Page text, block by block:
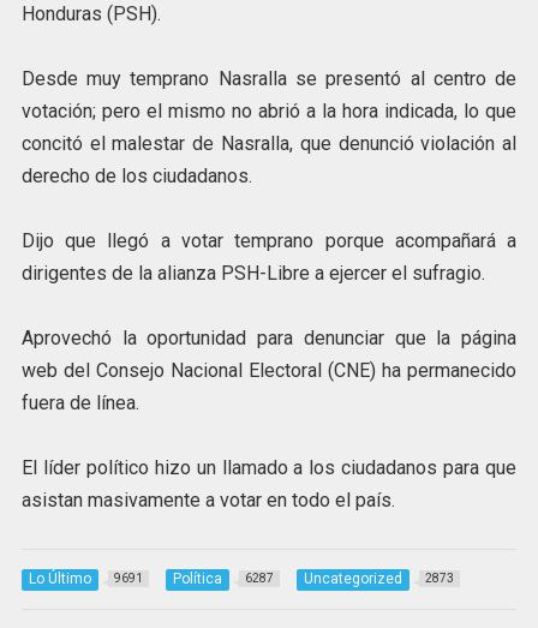
Honduras (PSH).
Desde muy temprano Nasralla se presentó al centro de
votación; pero el mismo no abrió a la hora indicada, lo que
concitó el malestar de Nasralla, que denunció violación al
derecho de los ciudadanos.
Dijo que llegó a votar temprano porque acompañará a
dirigentes de la alianza PSH-Libre a ejercer el sufragio.
Aprovechó la oportunidad para denunciar que la página
web del Consejo Nacional Electoral (CNE) ha permanecido
fuera de línea.
El líder político hizo un llamado a los ciudadanos para que
asistan masivamente a votar en todo el país.
Lo Último 9691 Política 6287 Uncategorized 2873